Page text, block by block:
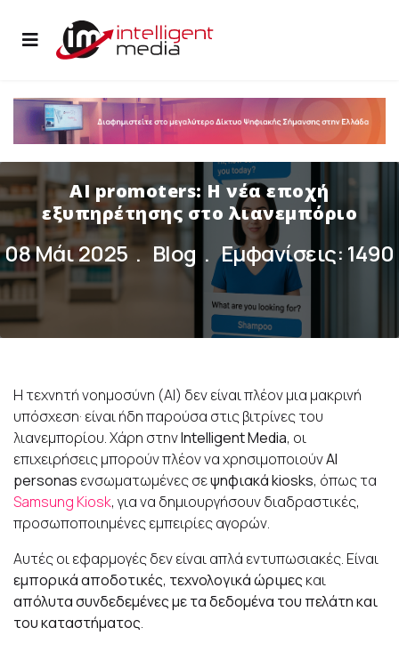
AI promoters: Η νέα εποχή
εξυπηρέτησης στο λιανεμπόριο
08 Μάι 2025 Blog Εμφανίσεις: 1490
Η τεχνητή νοημοσύνη (AI) δεν είναι πλέον μια μακρινή
υπόσχεση· είναι ήδη παρούσα στις βιτρίνες του
λιανεμπορίου. Χάρη στηνIntelligent Media, οι
επιχειρήσεις μπορούν πλέον να χρησιμοποιούνAI
personas ενσωματωμένες σεψηφιακά kiosks, όπως τα
Samsung Kiosk, για να δημιουργήσουν διαδραστικές,
προσωποποιημένες εμπειρίες αγορών.
Αυτές οι εφαρμογές δεν είναι απλά εντυπωσιακές. Είναι
εμπορικά αποδοτικές, τεχνολογικά ώριμες και
απόλυτα συνδεδεμένες με τα δεδομένα του πελάτη και
του καταστήματος.